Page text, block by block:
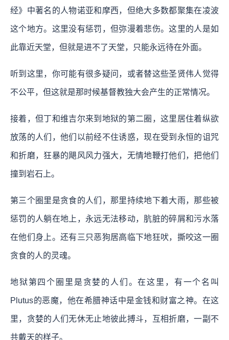
经》中著名的人物诺亚和摩西，但绝大多数都聚集在凌波
这个地方。这里没有惩罚，但弥漫着悲伤。这里的人是如
此靠近天堂，但就是进不了天堂，只能永远待在外面。
听到这里，你可能有很多疑问，或者替这些圣贤伟人觉得
不公平，但这就是那时候基督教独大会产生的正常情况。
接着，但丁和维吉尔来到地狱的第二圈，这里居住着纵欲
放荡的人们，他们以前经不住诱惑，现在受到永恒的诅咒
和折磨，狂暴的飓风风力强大，无情地鞭打他们，把他们
撞到岩石上。
第三个圈里是贪食的人们，那里持续地下着大雨，那些被
惩罚的人躺在地上，永远无法移动，肮脏的碎屑和污水落
在他们身上。还有三只恶狗居高临下地狂吠，撕咬这一圈
贪食的人的灵魂。
地狱第四个圈里是贪婪的人们。在这里，有一个名叫
Plutus的恶魔，他在希腊神话中是金钱和财富之神。在这
里，贪婪的人们无休无止地彼此搏斗，互相折磨，一副不
共戴天的样子。